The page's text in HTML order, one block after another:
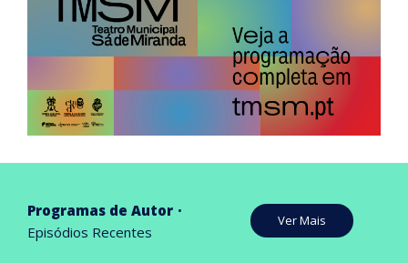
Programas de Autor
Episódios Recentes
Ver Mais